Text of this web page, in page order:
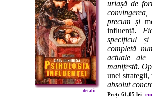
detalii ...
uriașă de
precum și
influență.
specificul
completă
actuale
manifestă.
unei strategii,
absolut
Preț: 61,05 lei